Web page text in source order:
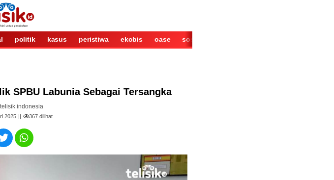
politik kasus peristiwa ekobis oase sosok
SPBU Labunia Sebagai Tersangka
indonesia
2025 367 dilihat